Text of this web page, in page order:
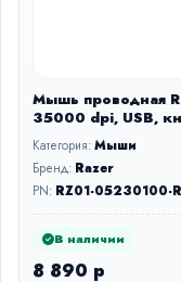
Мышь проводная
35000 dpi, USB,
Категория:Мыши
Бренд: Razer
PN: RZ01-05230100-
В наличии
8 890 р